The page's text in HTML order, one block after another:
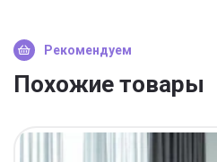
Рекомендуем
Похожие товары